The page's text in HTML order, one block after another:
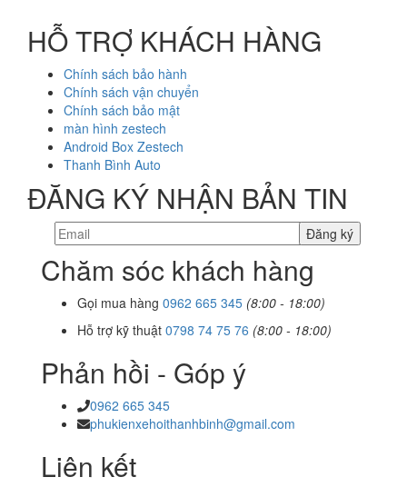
HỖ TRỢ KHÁCH HÀNG
Chính sách bảo hành
Chính sách vận chuyển
Chính sách bảo mật
màn hình zestech
Android Box Zestech
Thanh Bình Auto
ĐĂNG KÝ NHẬN BẢN TIN
Chăm sóc khách hàng
Gọi mua hàng 0962 665 345 (8:00 - 18:00)
Hỗ trợ kỹ thuật 0798 74 75 76 (8:00 - 18:00)
Phản hồi - Góp ý
0962 665 345
phukienxehoithanhbinh@gmail.com
Liên kết